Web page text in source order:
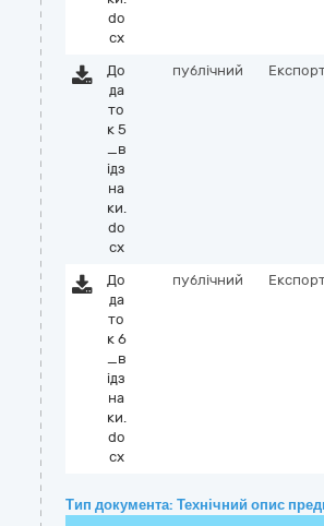
do
cx
До
да
то
к 5
_в
ідз
на
ки.
do
cx
публічний
До
да
то
к 6
_в
ідз
на
ки.
do
cx
публічний
Тип документа: Технічний опис